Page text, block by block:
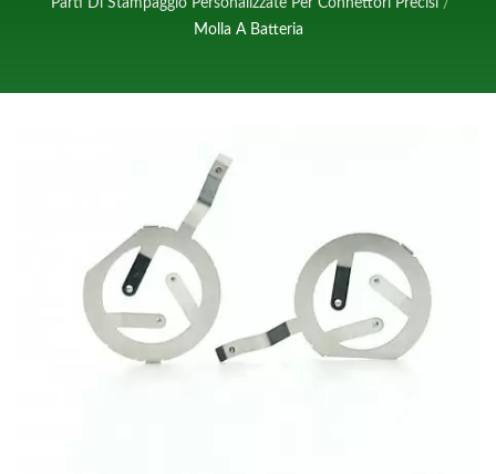
Parti Di Stampaggio Personalizzate Per Connettori Precisi /
Molla A Batteria